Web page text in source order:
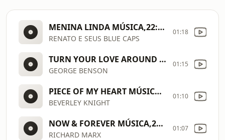
MENINA LINDA MÚSICA,22:17,"RENATO E SEUS BLUE CAPS","MENINA LINDA",160752,
RENATO E SEUS BLUE CAPS
01:18
TURN YOUR LOVE AROUND MÚSICA,22:14,"GEORGE BENSON","TURN YOUR LOVE AROUND",213812,
GEORGE BENSON
01:15
PIECE OF MY HEART MÚSICA,22:10,"BEVERLEY KNIGHT","PIECE OF MY HEART",241920,
BEVERLEY KNIGHT
01:10
NOW & FOREVER MÚSICA,22:06,"RICHARD MARX","NOW & FOREVER",207096,
RICHARD MARX
01:07